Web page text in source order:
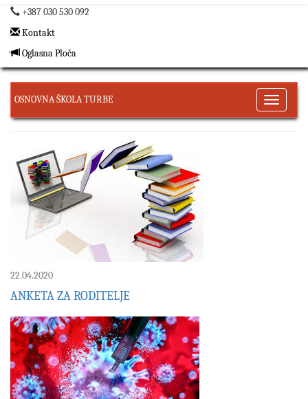
+387 030 530 092
Kontakt
Oglasna Ploča
Toggle
OSNOVNA ŠKOLA TURBE
22.04.2020
ANKETA ZA RODITELJE